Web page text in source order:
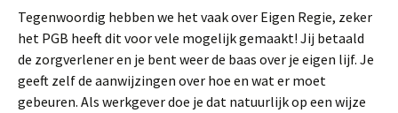
Tegenwoordig hebben we het vaak over Eigen Regie, zeker
het PGB heeft dit voor vele mogelijk gemaakt! Jij betaald
de zorgverlener en je bent weer de baas over je eigen lijf. Je
geeft zelf de aanwijzingen over hoe en wat er moet
gebeuren. Als werkgever doe je dat natuurlijk op een wijze